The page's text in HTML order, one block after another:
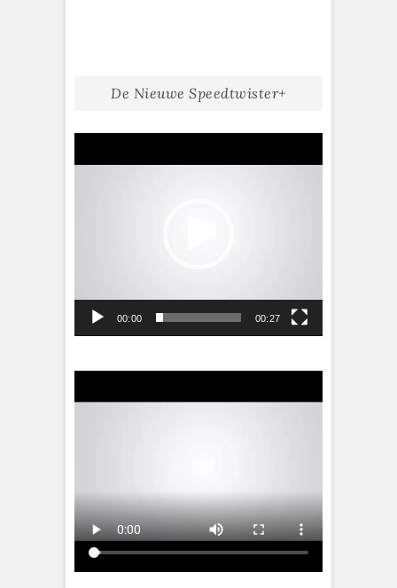
De Nieuwe Speedtwister+
00:00 00:27